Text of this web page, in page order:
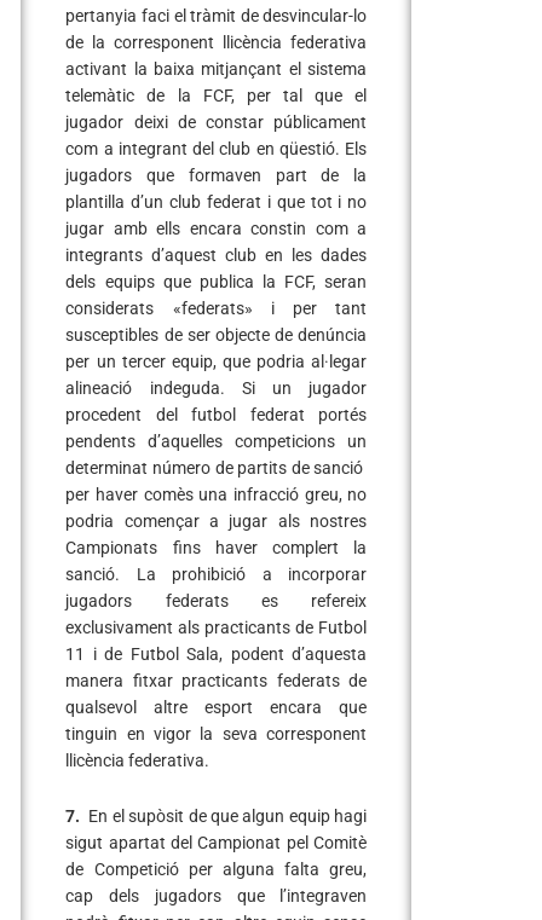
pertanyia faci el tràmit de desvincular-lo
de la corresponent llicència federativa
activant la baixa mitjançant el sistema
telemàtic de la FCF, per tal que el
jugador deixi de constar públicament
com a integrant del club en qüestió. Els
jugadors que formaven part de la
plantilla d’un club federat i que tot i no
jugar amb ells encara constin com a
integrants d’aquest club en les dades
dels equips que publica la FCF, seran
considerats «federats» i per tant
susceptibles de ser objecte de denúncia
per un tercer equip, que podria al·legar
alineació indeguda. Si un jugador
procedent del futbol federat portés
pendents d’aquelles competicions un
determinat número de partits de sanció
per haver comès una infracció greu, no
podria començar a jugar als nostres
Campionats fins haver complert la
sanció. La prohibició a incorporar
jugadors federats es refereix
exclusivament als practicants de Futbol
11 i de Futbol Sala, podent d’aquesta
manera fitxar practicants federats de
qualsevol altre esport encara que
tinguin en vigor la seva corresponent
llicència federativa.
7. En el supòsit de que algun equip hagi
sigut apartat del Campionat pel Comitè
de Competició per alguna falta greu,
cap dels jugadors que l’integraven